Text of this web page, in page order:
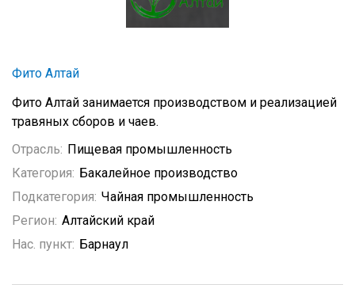
Фито Алтай
Фито Алтай занимается производством и реализацией
травяных сборов и чаев.
Отрасль: Пищевая промышленность
Категория: Бакалейное производство
Подкатегория: Чайная промышленность
Регион: Алтайский край
Нас. пункт: Барнаул